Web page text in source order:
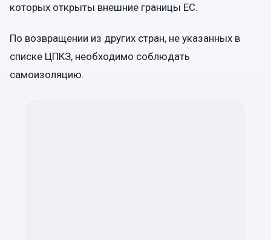
которых открыты внешние границы ЕС.
По возвращении из других стран, не указанных в
списке ЦПКЗ, необходимо соблюдать
самоизоляцию.